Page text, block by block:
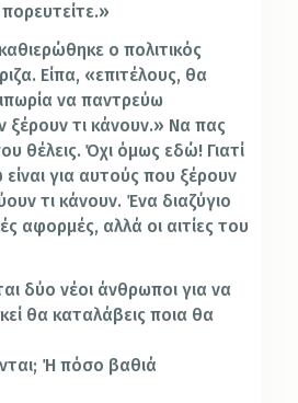
πορευτείτε.»
ο πολιτικός
Είπα, «επιτέλους, θα
να παντρεύω
τι κάνουν.» Να πας
θέλεις. Όχι όμως εδώ! Γιατί
για αυτούς που ξέρουν
τι κάνουν. Ένα διαζύγιο
αφορμές, αλλά οι αιτίες του
δύο νέοι άνθρωποι για να
θα καταλάβεις ποια θα
Ή πόσο βαθιά